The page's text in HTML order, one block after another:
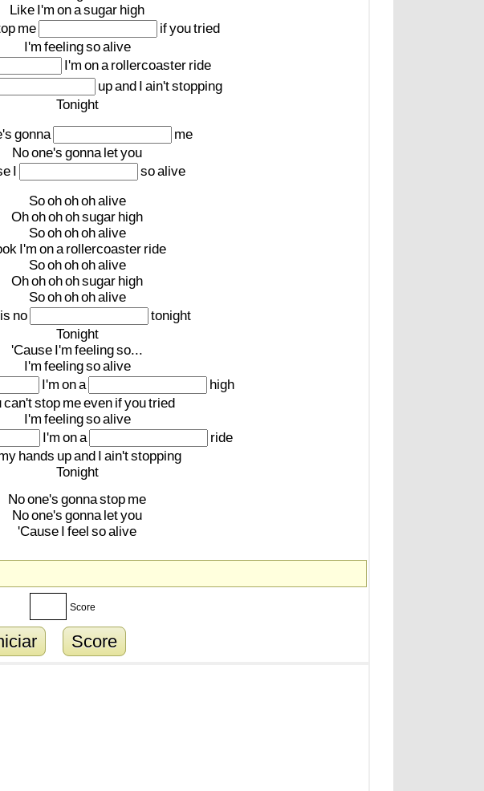
Like I'm onasugar high
me ifyoutried
I'm feelingsoalive
I'm ona rollercoaster ride
upand I ain'tstopping
Tonight
gonna
me
Noone's gonna letyou
I soalive
Soohohohalive
Ohohohohsugar high
Soohohohalive
I'm ona rollercoaster ride
Soohohohalive
Ohohohohsugar high
Soohohohalive
is no
tonight
Tonight
'Cause I'm feelingso...
I'm feelingsoalive
I'm ona
high
can'tstop meeven ifyoutried
I'm feelingsoalive
I'm ona
ride
hands upand I ain'tstopping
Tonight
Noone's gonnastop me
Noone's gonna letyou
'Cause I feel soalive
Score
Score